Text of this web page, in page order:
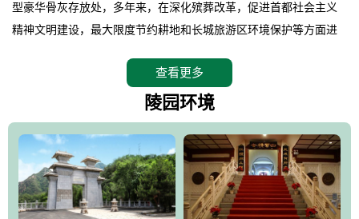
型豪华骨灰存放处，多年来，在深化殡葬改革，促进首都社会主义
精神文明建设，最大限度节约耕地和长城旅游区环境保护等方面进
怀思堂辖区面积15万平方米，整体建筑面积5．8万平方米。主体建
筑有：怀思堂豪华墓室、礼祭大厅、随缘阁、百家姓觅宗长廊等。
仲、无字碑、香灯等。典型的仿秦、汉建筑风格。蓝色的琉璃瓦屋
顶，朱砂红的门、窗、柱、墙，汉白玉雕刻的雄狮、华表，花岗岩
铺成的路面和台阶，洒落其间的花卉、松柏与万里长城浑然一体、
气势宏伟、古朴端庄、别具一格。怀思堂大殿入口两侧是用蜡染技
查看更多
陵园环境